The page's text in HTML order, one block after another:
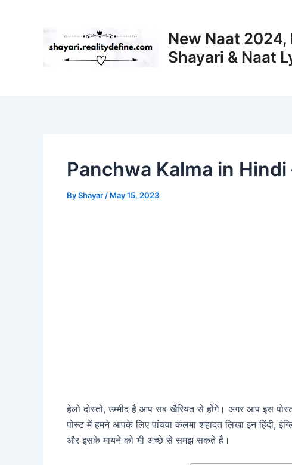
New Naat 2024,
Shayari & Naat
Panchwa Kalma in Hindi –
ByShayar / May 15, 2023
हेलो दोस्तों, उम्मीद है आप सब खैरियत से होंगे। अगर आप इस
पोस्ट में हमने आपके लिए पांचवा कलमा शहादत लिखा इन
और इसके मायने को भी अच्छे से समझ सकते है।